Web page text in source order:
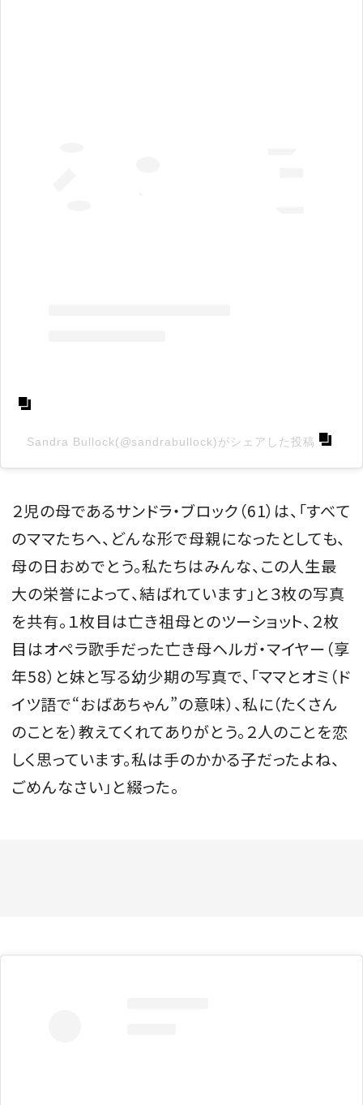
Sandra Bullock(@sandrabullock)がシェアした投稿
２児の母であるサンドラ・ブロック（61）は、「すべて
のママたちへ、どんな形で母親になったとしても、
母の日おめでとう。私たちはみんな、この人生最
大の栄誉によって、結ばれています」と３枚の写真
を共有。１枚目は亡き祖母とのツーショット、２枚
目はオペラ歌手だった亡き母ヘルガ・マイヤー（享
年58）と妹と写る幼少期の写真で、「ママとオミ（ド
イツ語で“おばあちゃん”の意味）、私に（たくさん
のことを）教えてくれてありがとう。２人のことを恋
しく思っています。私は手のかかる子だったよね、
ごめんなさい」と綴った。